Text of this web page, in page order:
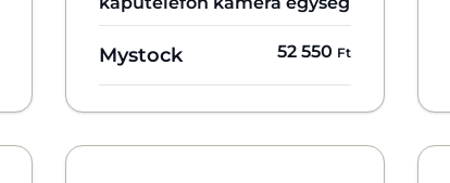
Mystock 52 550 Ft